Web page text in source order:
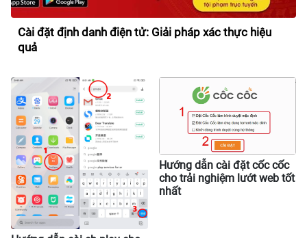
Cài đặt định danh điện tử: Giải pháp xác thực hiệu
quả
Hướng dẫn cài đặt cốc cốc
cho trải nghiệm lướt web tốt
nhất